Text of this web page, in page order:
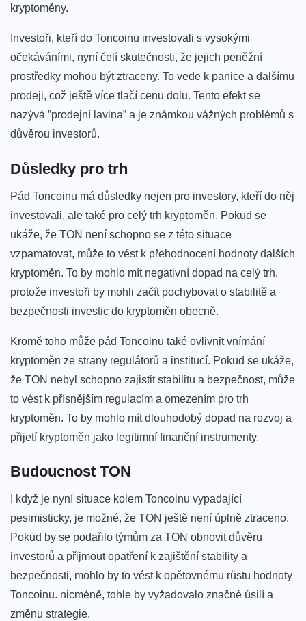
kryptoměny.
Investoři, kteří do Toncoinu investovali⁢ s⁣ vysokými
očekáváními, nyní čelí ‍skutečnosti, že jejich peněžní
prostředky⁢ mohou být ⁣ztraceny. To vede k ‌panice a‌ dalšímu
prodeji, což ještě ⁣více tlačí cenu dolu.‍ Tento efekt se
nazývá ​”prodejní lavina” ⁣a je známkou vážných⁣ problémů⁢ s
důvěrou investorů.
Důsledky ​pro ⁣trh
Pád Toncoinu má důsledky nejen pro⁣ investory, ‌kteří⁣ do‌ něj
investovali,‌ ale ⁤také pro celý trh kryptoměn. Pokud se
ukáže, že TON⁣ není schopno se z této ‍situace
vzpamatovat, může⁣ to vést k přehodnocení ‍hodnoty dalších‍
kryptoměn. ⁣To by mohlo mít negativní dopad na celý trh,
protože⁤ investoři by mohli začít ‍pochybovat o stabilitě a‌
bezpečnosti investic do kryptoměn obecně.
Kromě toho může pád Toncoinu také ovlivnit vnímání
kryptoměn ze⁤ strany regulátorů a institucí. Pokud se ukáže,
že ⁤TON nebyl schopno zajistit stabilitu⁤ a⁣ bezpečnost, může
to vést k přísnějším ‌regulacím a‍ omezením pro ‍trh
kryptoměn.​ To by mohlo mít dlouhodobý ​dopad na ‌rozvoj a‌
přijetí kryptoměn jako legitimní finanční instrumenty.
Budoucnost TON
I když je nyní‌ situace kolem ‍Toncoinu vypadající
pesimisticky, je‍ možné, že TON ještě není úplně ztraceno.
Pokud by se podařilo týmům za‍ TON⁣ obnovit​ důvěru
‍investorů a přijmout⁣ opatření k zajištění stability a
bezpečnosti, mohlo by to vést k opětovnému‌ růstu hodnoty
Toncoinu. nicméně, tohle by ‍vyžadovalo značné úsilí a
změnu strategie.